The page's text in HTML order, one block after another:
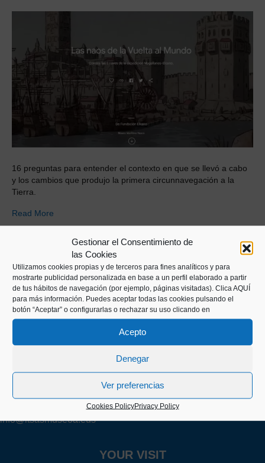
Gestionar el Consentimiento de
las Cookies
Utilizamos cookies propias y de terceros para fines analíticos y para
mostrarte publicidad personalizada en base a un perfil elaborado a partir
de tus hábitos de navegación (por ejemplo, páginas visitadas). Clica AQUÍ
para más información. Puedes aceptar todas las cookies pulsando el
botón “Aceptar” o configurarlas o rechazar su uso clicando en
Acepto
Denegar
Ver preferencias
Cookies PolicyPrivacy Policy
16 preguntas para entender el contexto en que se llevó a cabo
y los cambios que produjo la primera circunnavegación a la
Tierra.
Read More
Kaiko pasealekua, 24
+34 943 43 00 51
info@itsasmuseoa.eus
YOUR VISIT